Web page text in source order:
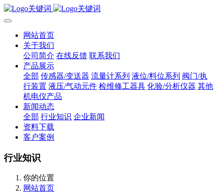
网站首页
关于我们
公司简介 在线反馈 联系我们
产品展示
全部 传感器/变送器 流量计系列 液位/料位系列 阀门/执
行装置 液压/气动元件 检维修工器具 化验/分析仪器 其他
机电仪产品
新闻动态
全部 行业知识 企业新闻
资料下载
客户案例
行业知识
你的位置
网站首页